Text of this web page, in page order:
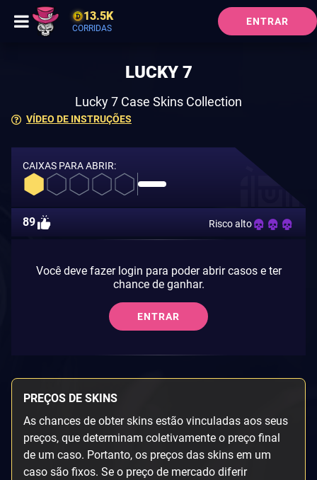
13.5K
CORRIDAS
ENTRAR
VÍDEO DE INSTRUÇÕES
LUCKY 7
Lucky 7 Case Skins Collection
CAIXAS PARA ABRIR:
89 Risco alto
Você deve fazer login para poder abrir casos e ter
chance de ganhar.
ENTRAR
PREÇOS DE SKINS
As chances de obter skins estão vinculadas aos seus
preços, que determinam coletivamente o preço final
de um caso. Portanto, os preços das skins em um
caso são fixos. Se o preço de mercado diferir